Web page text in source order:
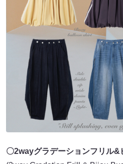
〇2wayグラデーションフリル&